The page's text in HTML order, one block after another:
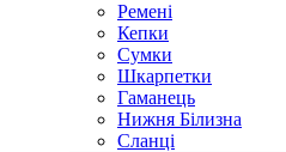
Ремені
Кепки
Сумки
Шкарпетки
Гаманець
Нижня Білизна
Сланці